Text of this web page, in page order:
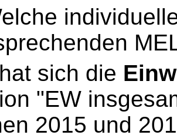
sich die
"EW
2015 und